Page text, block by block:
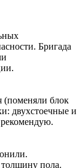
Бригада
(поменяли блок
двухстоечные и
пола.